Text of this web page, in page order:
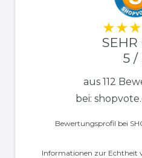
SEHR
5 /
aus 112
bei:
Bewertungsprofil bei
Informationen zur Echtheit